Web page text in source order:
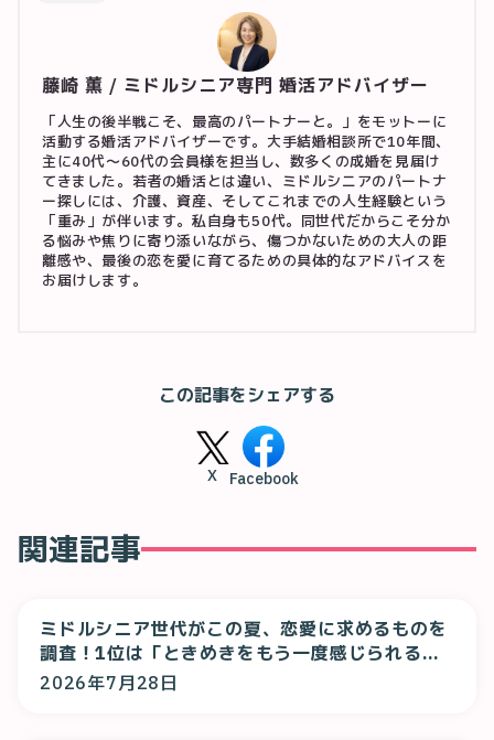
藤崎 薫 / ミドルシニア専門 婚活アドバイザー
「人生の後半戦こそ、最高のパートナーと。」をモットーに
活動する婚活アドバイザーです。大手結婚相談所で10年間、
主に40代〜60代の会員様を担当し、数多くの成婚を見届け
てきました。若者の婚活とは違い、ミドルシニアのパートナ
ー探しには、介護、資産、そしてこれまでの人生経験という
「重み」が伴います。私自身も50代。同世代だからこそ分か
る悩みや焦りに寄り添いながら、傷つかないための大人の距
離感や、最後の恋を愛に育てるための具体的なアドバイスを
お届けします。
この記事をシェアする
X Facebook
関連記事
ミドルシニア世代がこの夏、恋愛に求めるものを
調査！1位は「ときめきをもう一度感じられる
恋」！
2026年7月28日